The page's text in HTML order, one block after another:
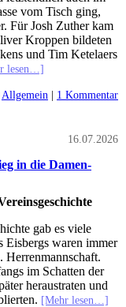
vom Tisch ging,
Für Josh Zuther kam
Kroppen bildeten
und Tim Ketelaers
lesen…]
Allgemein | 1 Kommentar
16.07.2026
in die Damen-
gab es viele
Eisbergs waren immer
Herrenmannschaft.
im Schatten der
heraustraten und
[Mehr lesen…]